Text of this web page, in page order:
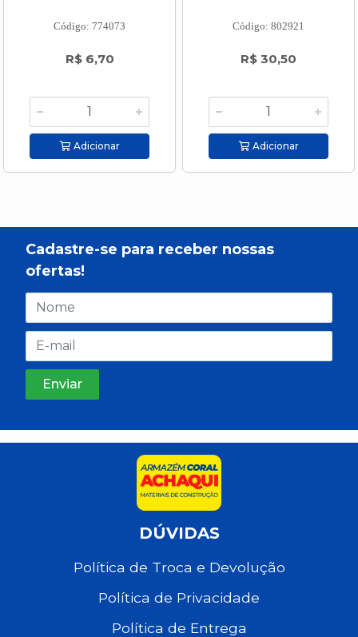
Código: 774073
R$ 6,70
Adicionar
Código: 802921
R$ 30,50
Adicionar
Cadastre-se para receber nossas
ofertas!
DÚVIDAS
Política de Troca e Devolução
Política de Privacidade
Política de Entrega